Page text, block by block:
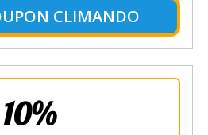
CLIMANDO
10%